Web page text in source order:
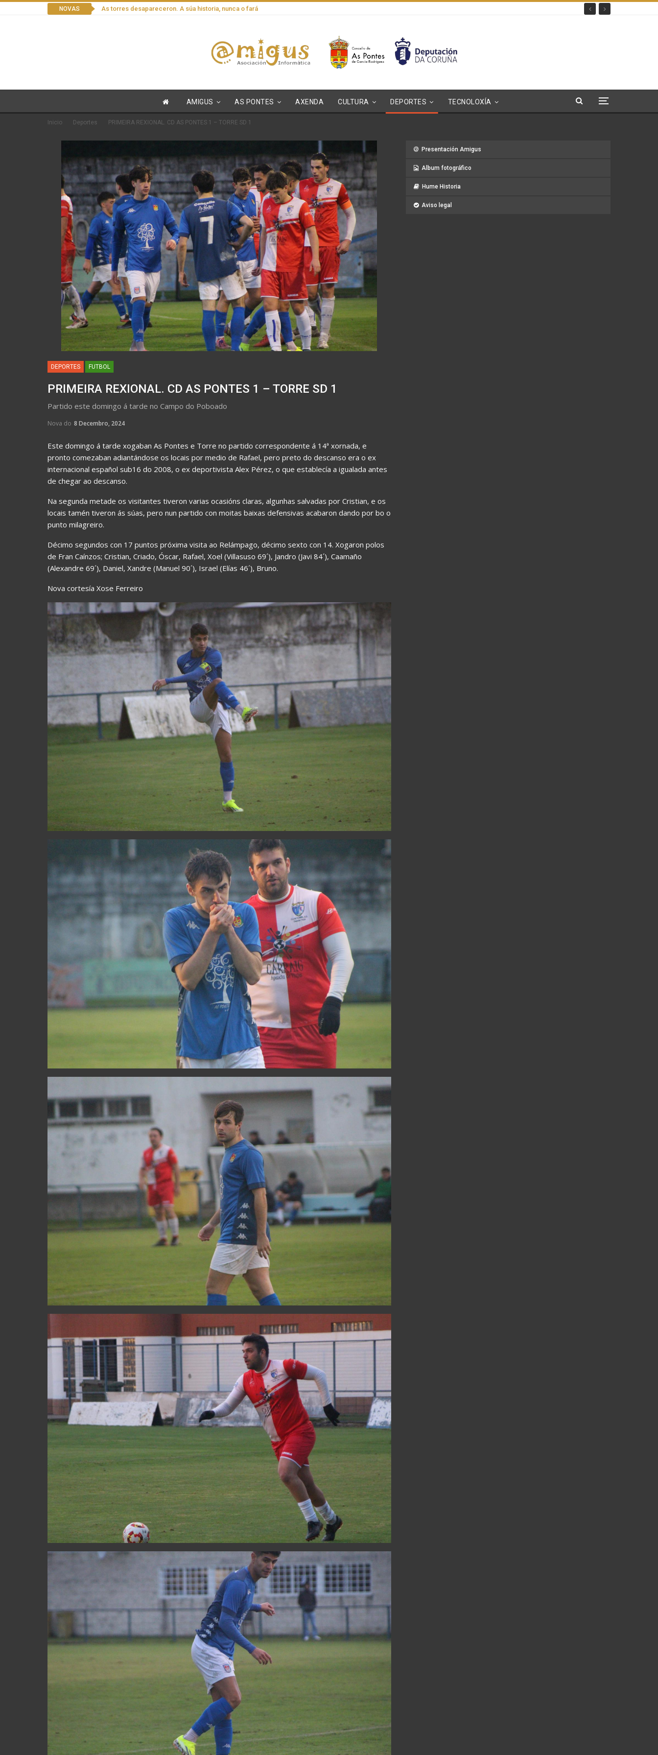
NOVAS As torres desapareceron. A súa historia, nunca o fará
AMIGUS AS PONTES AXENDA CULTURA DEPORTES TECNOLOXÍA
Inicio Deportes PRIMEIRA REXIONAL. CD AS PONTES 1 – TORRE SD 1
DEPORTES FUTBOL
PRIMEIRA REXIONAL. CD AS PONTES 1 – TORRE SD 1
Partido este domingo á tarde no Campo do Poboado
Nova do 8 Decembro, 2024
Este domingo á tarde xogaban As Pontes e Torre no partido correspondente á 14ª xornada, e
pronto comezaban adiantándose os locais por medio de Rafael, pero preto do descanso era o ex
internacional español sub16 do 2008, o ex deportivista Alex Pérez, o que establecía a igualada antes
de chegar ao descanso.
Na segunda metade os visitantes tiveron varias ocasións claras, algunhas salvadas por Cristian, e os
locais tamén tiveron ás súas, pero nun partido con moitas baixas defensivas acabaron dando por bo o
punto milagreiro.
Décimo segundos con 17 puntos próxima visita ao Relámpago, décimo sexto con 14. Xogaron polos
de Fran Caínzos; Cristian, Criado, Óscar, Rafael, Xoel (Villasuso 69´), Jandro (Javi 84´), Caamaño
(Alexandre 69´), Daniel, Xandre (Manuel 90´), Israel (Elías 46´), Bruno.
Nova cortesía Xose Ferreiro
Presentación Amigus
Album fotográfico
Hume Historia
Aviso legal